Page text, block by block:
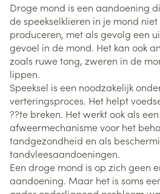
Droge mond is een aandoening
de speekselklieren in je mond
produceren, met als gevolg een
gevoel in de mond. Het kan ook
zoals ruwe tong, zweren in de
lippen.
Speeksel is een noodzakelijk
verteringsproces. Het helpt
??te breken. Het werkt ook als
afweermechanisme voor het
tandgezondheid en als
tandvleesaandoeningen.
Een droge mond is op zich geen
aandoening. Maar het is soms